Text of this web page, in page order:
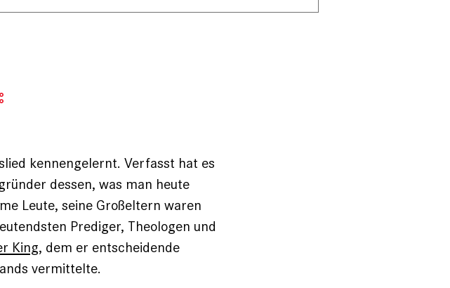
kennengelernt. Verfasst hat es
dessen, was man heute
Leute, seine Großeltern waren
Prediger, Theologen und
King, dem er entscheidende
vermittelte.